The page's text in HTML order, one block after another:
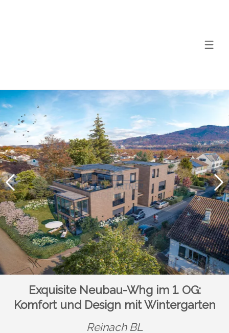
Exquisite Neubau-Whg im 1. OG:
Komfort und Design mit Wintergarten
Reinach BL